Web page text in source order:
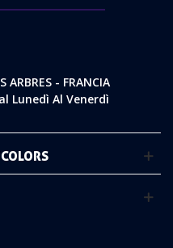
ARBRES - FRANCIA
Lunedì Al Venerdì